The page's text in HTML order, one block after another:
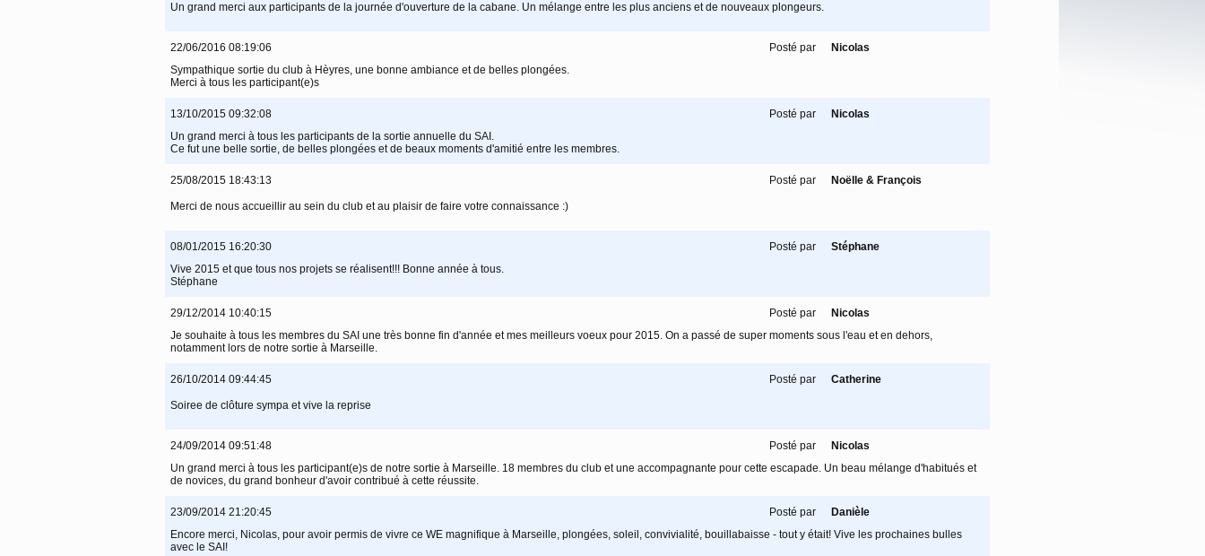
Le domaine des Iles
Un grand merci aux participants de la journée d'ouverture de la cabane. Un mélange entre les plus anciens et de nouveaux plongeurs.
22/06/2016 08:19:06 Posté par
Nicolas
Sympathique sortie du club à Hèyres, une bonne ambiance et de belles plongées.
Merci à tous les participant(e)s
13/10/2015 09:32:08 Posté par
Nicolas
Un grand merci à tous les participants de la sortie annuelle du SAI.
Ce fut une belle sortie, de belles plongées et de beaux moments d'amitié entre les membres.
25/08/2015 18:43:13 Posté par Noëlle & François
Merci de nous accueillir au sein du club et au plaisir de faire votre connaissance :)
08/01/2015 16:20:30 Posté par
Stéphane
Vive 2015 et que tous nos projets se réalisent!!! Bonne année à tous.
Stéphane
29/12/2014 10:40:15 Posté par
Nicolas
Je souhaite à tous les membres du SAI une très bonne fin d'année et mes meilleurs voeux pour 2015. On a passé de super moments sous l'eau et en dehors,
notamment lors de notre sortie à Marseille.
26/10/2014 09:44:45 Posté par Catherine
Soiree de clôture sympa et vive la reprise
24/09/2014 09:51:48 Posté par
Nicolas
Un grand merci à tous les participant(e)s de notre sortie à Marseille. 18 membres du club et une accompagnante pour cette escapade. Un beau mélange d'habitués et
de novices, du grand bonheur d'avoir contribué à cette réussite.
23/09/2014 21:20:45 Posté par
Danièle
Encore merci, Nicolas, pour avoir permis de vivre ce WE magnifique à Marseille, plongées, soleil, convivialité, bouillabaisse - tout y était! Vive les prochaines bulles
avec le SAI!